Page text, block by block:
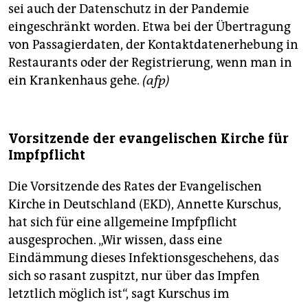
sei auch der Datenschutz in der Pandemie
eingeschränkt worden. Etwa bei der Übertragung
von Passagierdaten, der Kontaktdatenerhebung in
Restaurants oder der Registrierung, wenn man in
ein Krankenhaus gehe. (afp)
Vorsitzende der evangelischen Kirche für
Impfpflicht
Die Vorsitzende des Rates der Evangelischen
Kirche in Deutschland (EKD), Annette Kurschus,
hat sich für eine allgemeine Impfpflicht
ausgesprochen. „Wir wissen, dass eine
Eindämmung dieses Infektionsgeschehens, das
sich so rasant zuspitzt, nur über das Impfen
letztlich möglich ist“, sagt Kurschus im